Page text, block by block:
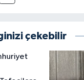
çekebilir